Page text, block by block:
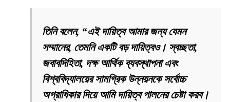
তিনি বলেন, “এই দায়িত্ব আমার জন্য যেমন
সম্মানের, তেমনি একটি বড় দায়িত্বও। স্বচ্ছতা,
জবাবদিহিতা, দক্ষ আর্থিক ব্যবস্থাপনা এবং
বিশ্ববিদ্যালয়ের সামগ্রিক উন্নয়নকে সর্বোচ্চ
অগ্রাধিকার দিয়ে আমি দায়িত্ব পালনের চেষ্টা করব।